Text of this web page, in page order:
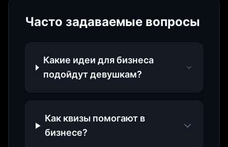
Часто задаваемые вопросы
Какие идеи для бизнеса
подойдут девушкам?
Как квизы помогают в
бизнесе?